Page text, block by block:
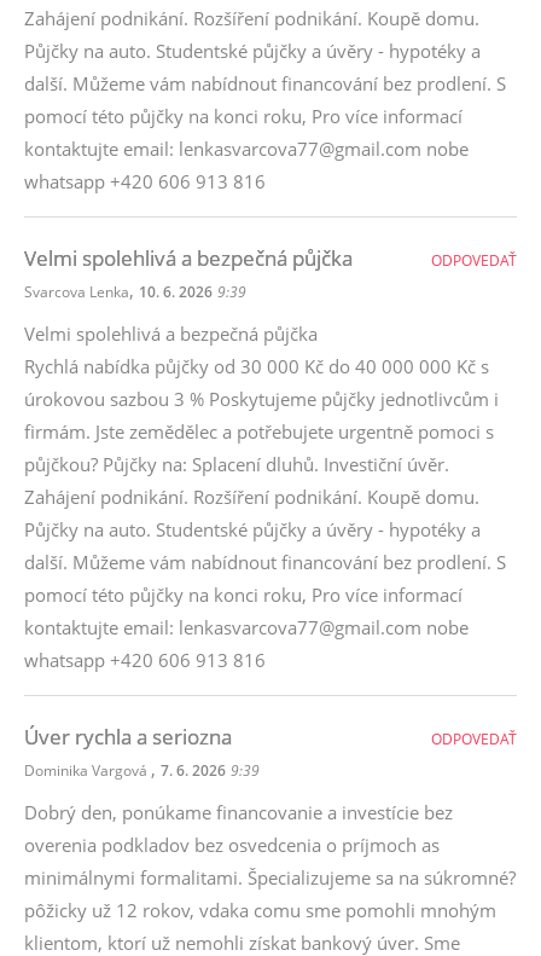
Zahájení podnikání. Rozšíření podnikání. Koupě domu.
Půjčky na auto. Studentské půjčky a úvěry - hypotéky a
další. Můžeme vám nabídnout financování bez prodlení. S
pomocí této půjčky na konci roku, Pro více informací
kontaktujte email: lenkasvarcova77@gmail.com nobe
whatsapp +420 606 913 816
Velmi spolehlivá a bezpečná půjčka
Svarcova Lenka, 10. 6. 2026 9:39
Velmi spolehlivá a bezpečná půjčka
Rychlá nabídka půjčky od 30 000 Kč do 40 000 000 Kč s
úrokovou sazbou 3 % Poskytujeme půjčky jednotlivcům i
firmám. Jste zemědělec a potřebujete urgentně pomoci s
půjčkou? Půjčky na: Splacení dluhů. Investiční úvěr.
Zahájení podnikání. Rozšíření podnikání. Koupě domu.
Půjčky na auto. Studentské půjčky a úvěry - hypotéky a
další. Můžeme vám nabídnout financování bez prodlení. S
pomocí této půjčky na konci roku, Pro více informací
kontaktujte email: lenkasvarcova77@gmail.com nobe
whatsapp +420 606 913 816
ODPOVEDAŤ
Úver rychla a seriozna
Dominika Vargová , 7. 6. 2026 9:39
Dobrý den, ponúkame financovanie a investície bez
overenia podkladov bez osvedcenia o príjmoch as
minimálnymi formalitami. Špecializujeme sa na súkromné?
pôžicky už 12 rokov, vdaka comu sme pomohli mnohým
klientom, ktorí už nemohli získat bankový úver. Sme
ODPOVEDAŤ